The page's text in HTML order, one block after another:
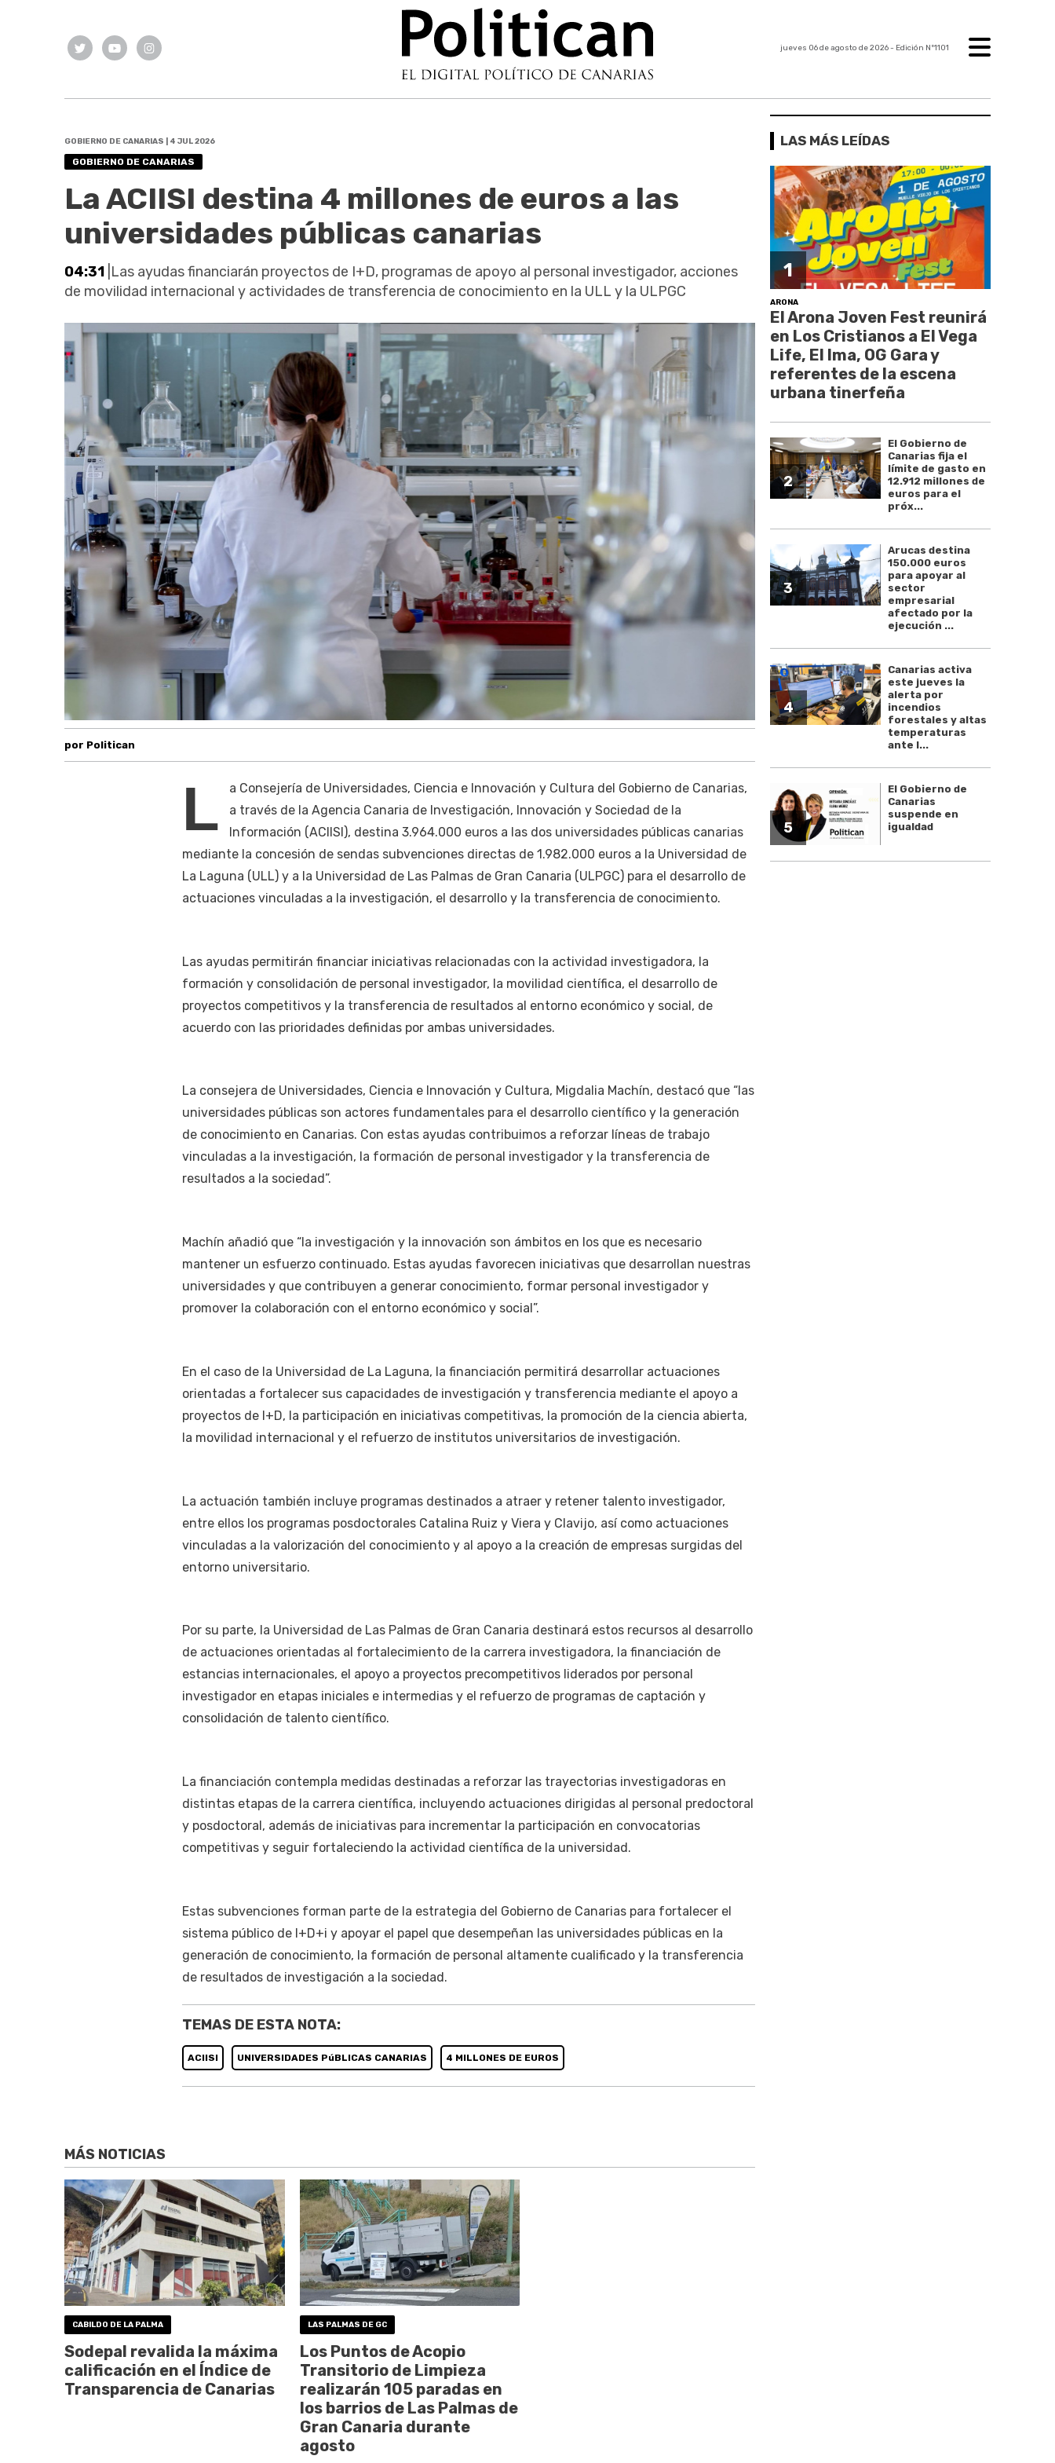
jueves 06 de agosto de 2026- Edición Nº1101
GOBIERNO DE CANARIAS | 4 JUL 2026
GOBIERNO DE CANARIAS
La ACIISI destina 4 millones de euros a las
universidades públicas canarias
04:31 |Las ayudas financiarán proyectos de I+D, programas de apoyo al personal investigador, acciones
de movilidad internacional y actividades de transferencia de conocimiento en la ULL y la ULPGC
por Politican
L
a Consejería de Universidades, Ciencia e Innovación y Cultura del Gobierno de Canarias,
a través de la Agencia Canaria de Investigación, Innovación y Sociedad de la
Información (ACIISI), destina 3.964.000 euros a las dos universidades públicas canarias
mediante la concesión de sendas subvenciones directas de 1.982.000 euros a la Universidad de
La Laguna (ULL) y a la Universidad de Las Palmas de Gran Canaria (ULPGC) para el desarrollo de
actuaciones vinculadas a la investigación, el desarrollo y la transferencia de conocimiento.
Las ayudas permitirán financiar iniciativas relacionadas con la actividad investigadora, la
formación y consolidación de personal investigador, la movilidad científica, el desarrollo de
proyectos competitivos y la transferencia de resultados al entorno económico y social, de
acuerdo con las prioridades definidas por ambas universidades.
La consejera de Universidades, Ciencia e Innovación y Cultura, Migdalia Machín, destacó que “las
universidades públicas son actores fundamentales para el desarrollo científico y la generación
de conocimiento en Canarias. Con estas ayudas contribuimos a reforzar líneas de trabajo
vinculadas a la investigación, la formación de personal investigador y la transferencia de
resultados a la sociedad”.
Machín añadió que “la investigación y la innovación son ámbitos en los que es necesario
mantener un esfuerzo continuado. Estas ayudas favorecen iniciativas que desarrollan nuestras
universidades y que contribuyen a generar conocimiento, formar personal investigador y
promover la colaboración con el entorno económico y social”.
En el caso de la Universidad de La Laguna, la financiación permitirá desarrollar actuaciones
orientadas a fortalecer sus capacidades de investigación y transferencia mediante el apoyo a
proyectos de I+D, la participación en iniciativas competitivas, la promoción de la ciencia abierta,
la movilidad internacional y el refuerzo de institutos universitarios de investigación.
La actuación también incluye programas destinados a atraer y retener talento investigador,
entre ellos los programas posdoctorales Catalina Ruiz y Viera y Clavijo, así como actuaciones
vinculadas a la valorización del conocimiento y al apoyo a la creación de empresas surgidas del
entorno universitario.
Por su parte, la Universidad de Las Palmas de Gran Canaria destinará estos recursos al desarrollo
de actuaciones orientadas al fortalecimiento de la carrera investigadora, la financiación de
estancias internacionales, el apoyo a proyectos precompetitivos liderados por personal
investigador en etapas iniciales e intermedias y el refuerzo de programas de captación y
consolidación de talento científico.
La financiación contempla medidas destinadas a reforzar las trayectorias investigadoras en
distintas etapas de la carrera científica, incluyendo actuaciones dirigidas al personal predoctoral
y posdoctoral, además de iniciativas para incrementar la participación en convocatorias
competitivas y seguir fortaleciendo la actividad científica de la universidad.
Estas subvenciones forman parte de la estrategia del Gobierno de Canarias para fortalecer el
sistema público de I+D+i y apoyar el papel que desempeñan las universidades públicas en la
generación de conocimiento, la formación de personal altamente cualificado y la transferencia
de resultados de investigación a la sociedad.
TEMAS DE ESTA NOTA:
ACIISI UNIVERSIDADES PúBLICAS CANARIAS 4 MILLONES DE EUROS
MÁS NOTICIAS
CABILDO DE LA PALMA
Sodepal revalida la máxima
calificación en el Índice de
Transparencia de Canarias
LAS PALMAS DE GC
Los Puntos de Acopio
Transitorio de Limpieza
realizarán 105 paradas en
los barrios de Las Palmas de
Gran Canaria durante
agosto
LAS MÁS LEÍDAS
1
ARONA
El Arona Joven Fest reunirá
en Los Cristianos a El Vega
Life, El Ima, OG Gara y
referentes de la escena
urbana tinerfeña
2
El Gobierno de
Canarias fija el
límite de gasto en
12.912 millones de
euros para el
próx...
3
Arucas destina
150.000 euros
para apoyar al
sector
empresarial
afectado por la
ejecución ...
4
Canarias activa
este jueves la
alerta por
incendios
forestales y altas
temperaturas
ante l...
5
El Gobierno de
Canarias
suspende en
igualdad